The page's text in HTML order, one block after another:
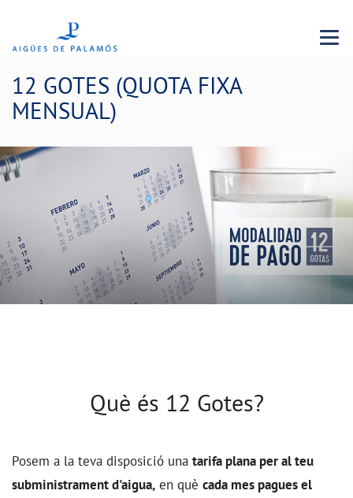
Menu
12 GOTES (QUOTA FIXA
MENSUAL)
Què és 12 Gotes?
Posem a la teva disposició una tarifa plana per al teu
subministrament d'aigua, en què cada mes pagues el